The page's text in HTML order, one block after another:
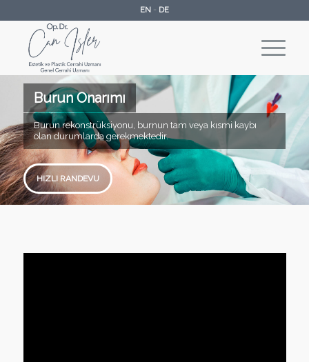
EN- DE
Burun Onarımı
Burun rekonstrüksiyonu, burnun tam veya kısmi kaybı
olan durumlarda gerekmektedir.
HIZLI RANDEVU